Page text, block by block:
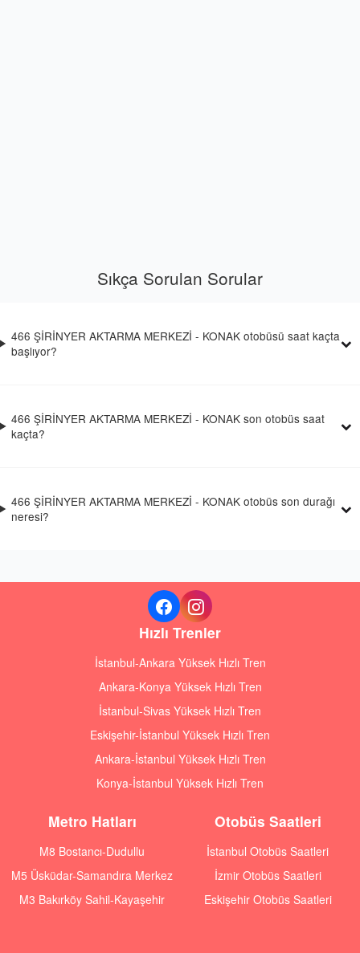
Sıkça Sorulan Sorular
466 ŞİRİNYER AKTARMA MERKEZİ - KONAK otobüsü saat kaçta
başlıyor?
466 ŞİRİNYER AKTARMA MERKEZİ - KONAK son otobüs saat
kaçta?
466 ŞİRİNYER AKTARMA MERKEZİ - KONAK otobüs son durağı
neresi?
Hızlı Trenler
İstanbul-Ankara Yüksek Hızlı Tren
Ankara-Konya Yüksek Hızlı Tren
İstanbul-Sivas Yüksek Hızlı Tren
Eskişehir-İstanbul Yüksek Hızlı Tren
Ankara-İstanbul Yüksek Hızlı Tren
Konya-İstanbul Yüksek Hızlı Tren
Metro Hatları
M8 Bostancı-Dudullu
M5 Üsküdar-Samandıra Merkez
M3 Bakırköy Sahil-Kayaşehir
Otobüs Saatleri
İstanbul Otobüs Saatleri
İzmir Otobüs Saatleri
Eskişehir Otobüs Saatleri